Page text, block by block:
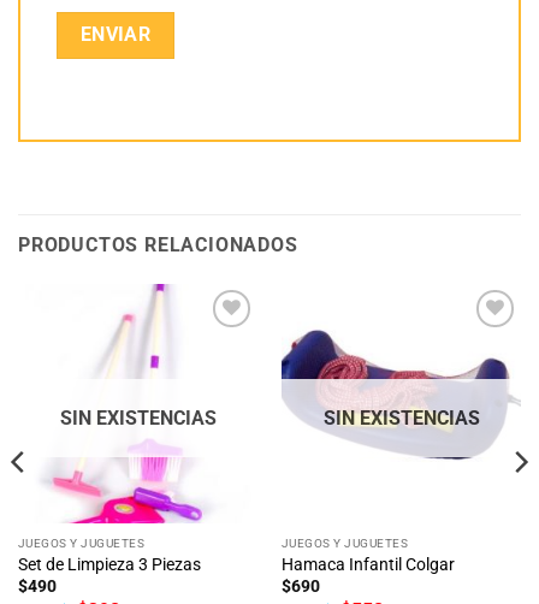
PRODUCTOS RELACIONADOS
deseos
SIN EXISTENCIAS
JUEGOS Y JUGUETES
Set de Limpieza 3 Piezas
$490
a la
lista
deseos
SIN EXISTENCIAS
JUEGOS Y JUGUETES
Hamaca Infantil Colgar
$690